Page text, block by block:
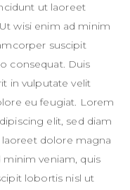
ut laoreet
wisi enim ad minim
suscipit
consequat. Duis
in vulputate velit
eu feugiat. Lorem
elit, sed diam
dolore magna
minim veniam, quis
lobortis nisl ut